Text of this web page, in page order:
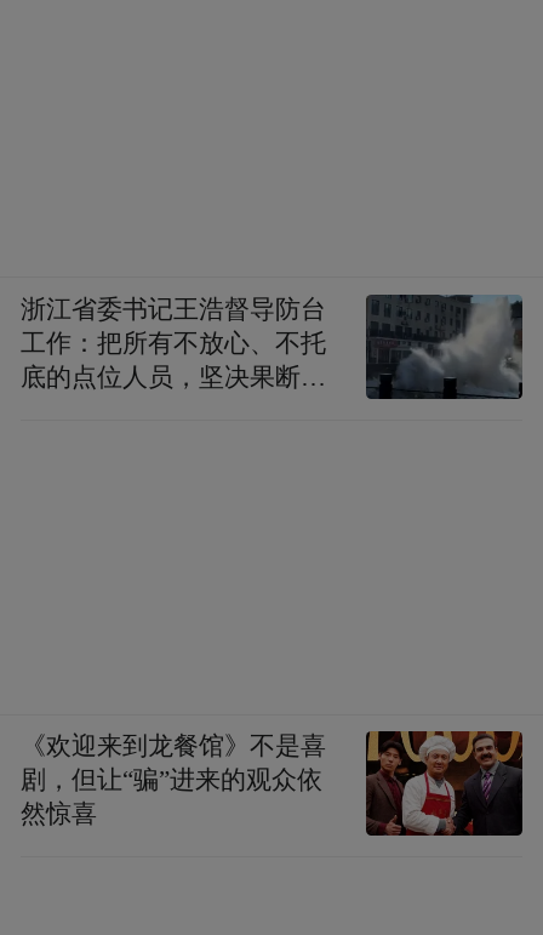
浙江省委书记王浩督导防台
工作：把所有不放心、不托
底的点位人员，坚决果断转
《欢迎来到龙餐馆》不是喜
剧，但让“骗”进来的观众依
然惊喜